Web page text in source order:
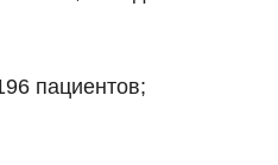
пациентов;